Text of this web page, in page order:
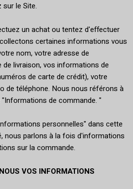
le Site.
un achat ou tentez d'effectuer
certaines informations vous
nom, votre adresse de
livraison, vos informations de
de carte de crédit), votre
de téléphone. Nous nous référons à
de commande. "
personnelles" dans cette
nous parlons à la fois d'informations
sur la commande.
VOS INFORMATIONS